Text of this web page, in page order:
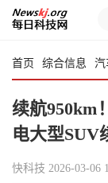
首页 综合信息 汽
续航950km
电大型SUV
快科技 2026-03-06